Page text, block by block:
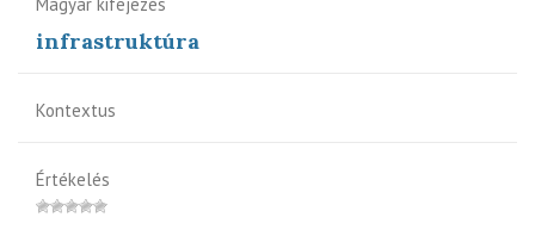
infrastruktúra
Kontextus
Értékelés